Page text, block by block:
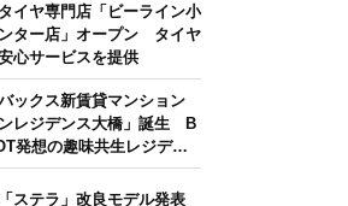
イヤ専門店「ビーライン小
ター店」オープン タイヤ
心サービスを提供
ックス新賃貸マンション
ンレジデンス大橋」誕生 B
発想の趣味共生レジデン
ステラ」改良モデル発表